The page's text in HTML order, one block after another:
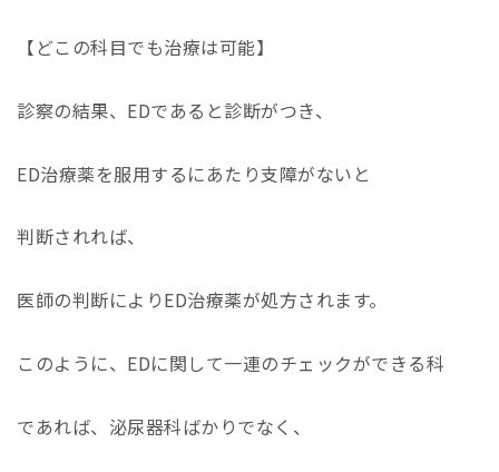
【どこの科目でも治療は可能】
診察の結果、EDであると診断がつき、
ED治療薬を服用するにあたり支障がないと
判断されれば、
医師の判断によりED治療薬が処方されます。
このように、EDに関して一連のチェックができる科
であれば、泌尿器科ばかりでなく、